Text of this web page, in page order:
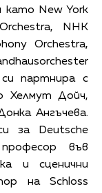
като New York
NHK
Orchestra,
партнира с
Хелмут Дойч,
Ангъчева.
за Deutsche
във
и сценични
на Schloss